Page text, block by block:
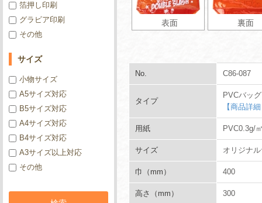
表面 裏面
No. C86-087
タイプ
PVCバッグ
【商品詳
用紙 PVC0.3g/
サイズ オリジナ
巾（mm） 400
高さ（mm） 300
箔押し印刷
グラビア印刷
その他
サイズ
小物サイズ
A5サイズ対応
B5サイズ対応
A4サイズ対応
B4サイズ対応
A3サイズ以上対応
その他